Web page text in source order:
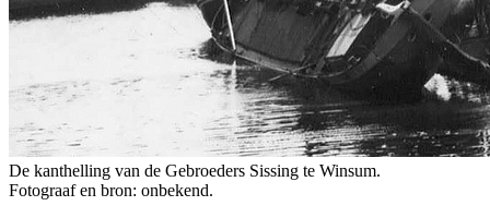
De kanthelling van de Gebroeders Sissing te Winsum.
Fotograaf en bron: onbekend.